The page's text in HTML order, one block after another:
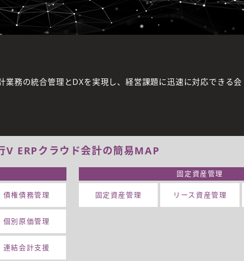
業務の統合管理とDXを実現し、経営課題に迅速に対応できる会
V ERPクラウド会計の簡易MAP
債権債務管理
個別原価管理
連結会計支援
固定資産管理
固定資産管理 リース資産管理